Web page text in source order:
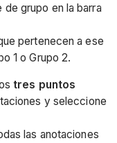
de grupo en la barra
pertenecen a ese
1 o Grupo 2.
tres puntos
y seleccione
las anotaciones